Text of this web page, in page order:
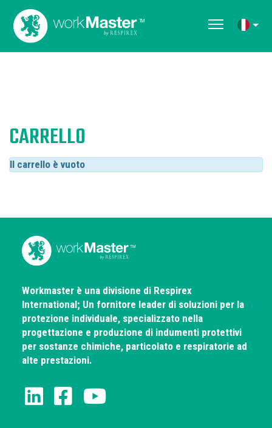
CARRELLO
Il carrello è vuoto
Workmaster è una divisione di Respirex
International; Un fornitore leader di soluzioni per la
protezione individuale, specializzato nella
progettazione e produzione di indumenti protettivi
per sostanze chimiche, particolato e respiratorie ad
alte prestazioni.